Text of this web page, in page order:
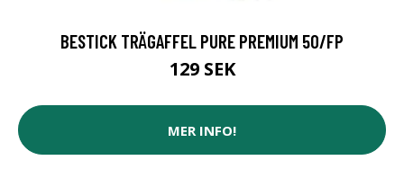
BESTICK TRÄGAFFEL PURE PREMIUM 50/FP
129 SEK
MER INFO!